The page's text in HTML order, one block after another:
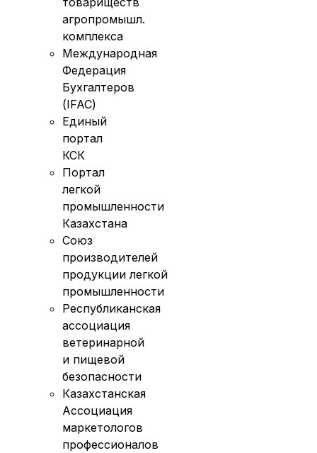
агропромышл.
комплекса
Международная
Федерация
Бухгалтеров
(IFAC)
Единый
портал
КСК
Портал
легкой
промышленности
Казахстана
Союз
производителей
продукции легкой
промышленности
Республиканская
ассоциация
ветеринарной
и пищевой
безопасности
Казахстанская
Ассоциация
маркетологов
профессионалов